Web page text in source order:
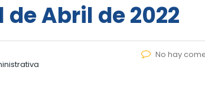
de Abril de 2022
No hay